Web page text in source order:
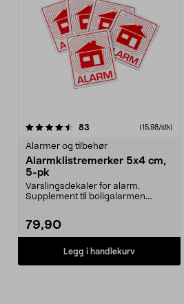
83 (15,98/stk)
Alarmer og tilbehør
Alarmklistremerker 5x4 cm,
5-pk
Varslingsdekaler for alarm.
Supplement til boligalarmen.
79,90
Legg i handlekurv